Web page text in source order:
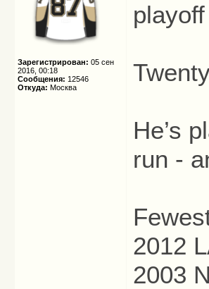
Зарегистрирован: 05 сен
2016, 00:18
Сообщения: 12546
Откуда: Москва
He’s
run -
2012
2003